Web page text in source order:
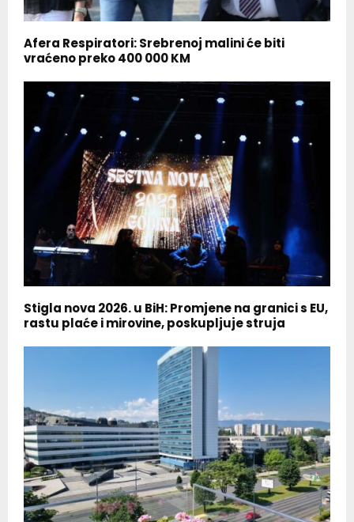
Afera Respiratori: Srebrenoj malini će biti
vraćeno preko 400 000 KM
Stigla nova 2026. u BiH: Promjene na granici s EU,
rastu plaće i mirovine, poskupljuje struja